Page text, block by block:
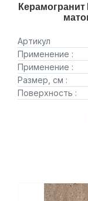
Артикул
Применение :
Применение :
Размер, см :
Поверхность :